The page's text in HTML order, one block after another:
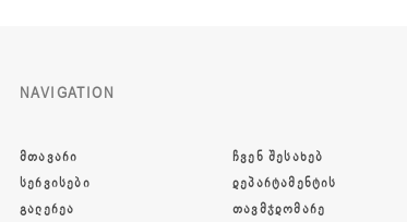
NAVIGATION
ᲛᲗᲐᲕᲐᲠᲘ
ᲡᲔᲠᲕᲘᲡᲔᲑᲘ
ᲒᲐᲚᲔᲠᲔᲐ
ᲩᲕᲔᲜ ᲨᲔᲡᲐᲮᲔᲑ
ᲓᲔᲞᲐᲠᲢᲐᲛᲔᲜᲢᲘᲡ
ᲗᲐᲕᲛᲯᲓᲝᲛᲐᲠᲔ